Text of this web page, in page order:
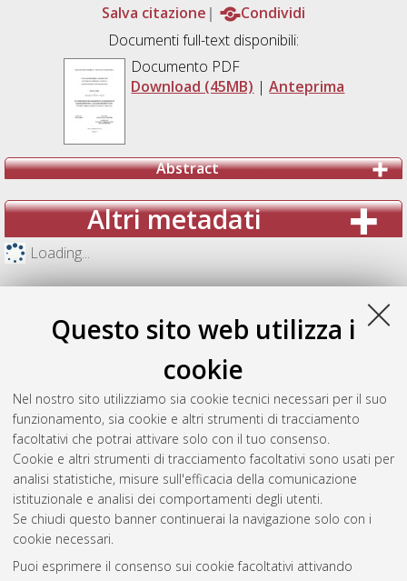
Questo sito web utilizza i
cookie
Nel nostro sito utilizziamo sia cookie tecnici necessari per il suo
funzionamento, sia cookie e altri strumenti di tracciamento
facoltativi che potrai attivare solo con il tuo consenso.
Cookie e altri strumenti di tracciamento facoltativi sono usati per
analisi statistiche, misure sull'efficacia della comunicazione
istituzionale e analisi dei comportamenti degli utenti.
Se chiudi questo banner continuerai la navigazione solo con i
cookie necessari.
Puoi esprimere il consenso sui cookie facoltativi attivando
Salva citazione
Condividi
Documenti full-text disponibili:
Documento PDF
Download (45MB) |Anteprima
Abstract
Altri metadati
Loading...
Gestione del documento:
Atom